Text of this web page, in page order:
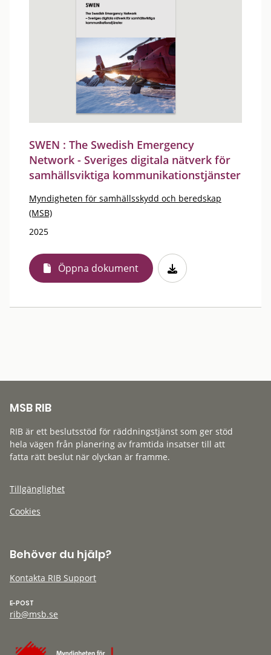
SWEN : The Swedish Emergency
Network - Sveriges digitala nätverk för
samhällsviktiga kommunikationstjänster
Myndigheten för samhällsskydd och beredskap
(MSB)
2025
Öppna dokument
MSB RIB
RIB är ett beslutsstöd för räddningstjänst som ger stöd
hela vägen från planering av framtida insatser till att
fatta rätt beslut när olyckan är framme.
Tillgänglighet
Cookies
Behöver du hjälp?
Kontakta RIB Support
E-POST
rib@msb.se